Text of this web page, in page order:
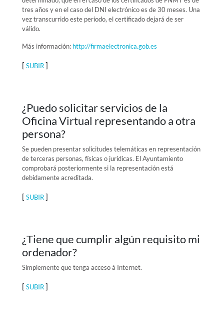
tres años y en el caso del DNI electrónico es de 30 meses. Una
vez transcurrido este período, el certificado dejará de ser
válido.
Más información: http://firmaelectronica.gob.es
[ SUBIR]
¿Puedo solicitar servicios de la
Oficina Virtual representando a otra
persona?
Se pueden presentar solicitudes telemáticas en representación
de terceras personas, físicas o jurídicas. El Ayuntamiento
comprobará posteriormente si la representación está
debidamente acreditada.
[ SUBIR]
¿Tiene que cumplir algún requisito mi
ordenador?
Simplemente que tenga acceso á Internet.
[ SUBIR]